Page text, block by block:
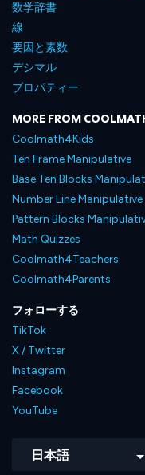
数学辞書
線
要因と素数
デシマル
プロパティー
MORE FROM
Coolmath4Kids
Ten Frame Manipulative
Base Ten Blocks
Number Line Manipulative
Pattern Blocks
Math Quizzes
Coolmath4Teachers
Coolmath4Parents
フォローする
TikTok
X / Twitter
Instagram
Facebook
YouTube
日本語